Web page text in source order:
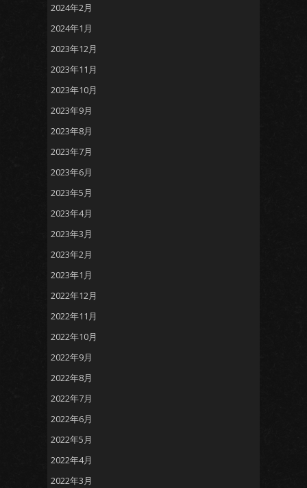
2024年2月
2024年1月
2023年12月
2023年11月
2023年10月
2023年9月
2023年8月
2023年7月
2023年6月
2023年5月
2023年4月
2023年3月
2023年2月
2023年1月
2022年12月
2022年11月
2022年10月
2022年9月
2022年8月
2022年7月
2022年6月
2022年5月
2022年4月
2022年3月